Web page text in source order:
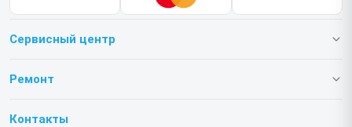
Сервисный центр
О нашем сервисе
Ремонт
Роботов-пылесосов
Контакты